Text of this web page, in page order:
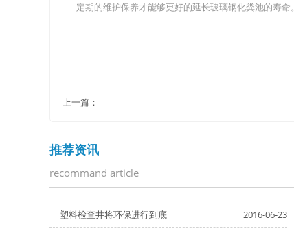
定期的维护保养才能够更好的延长玻璃钢化粪池的寿命。
上一篇：
推荐资讯
recommand article
塑料检查井将环保进行到底 2016-06-23